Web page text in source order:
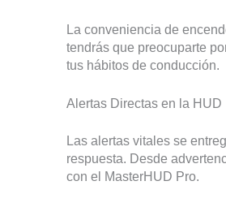
La conveniencia de
tendrás que preocuparte
tus hábitos de conducción.
Alertas Directas en la HUD
Las alertas vitales se
respuesta. Desde
con el MasterHUD Pro.